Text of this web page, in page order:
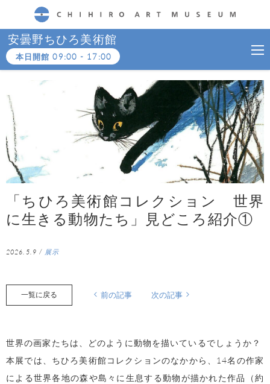
CHIHIRO ART MUSEUM
安曇野ちひろ美術館
本日開館09:00 - 17:00
「ちひろ美術館コレクション 世界
に生きる動物たち」見どころ紹介①
2026.5.9 / 展示
一覧に戻る 前の記事 次の記事
世界の画家たちは、どのように動物を描いているでしょうか？
本展では、ちひろ美術館コレクションのなかから、14名の作家
による世界各地の森や島々に生息する動物が描かれた作品（約